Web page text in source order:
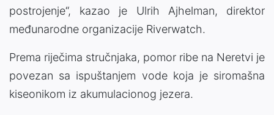
postrojenje“, kazao je Ulrih Ajhelman, direktor
međunarodne organizacije Riverwatch.
Prema riječima stručnjaka, pomor ribe na Neretvi je
povezan sa ispuštanjem vode koja je siromašna
kiseonikom iz akumulacionog jezera.